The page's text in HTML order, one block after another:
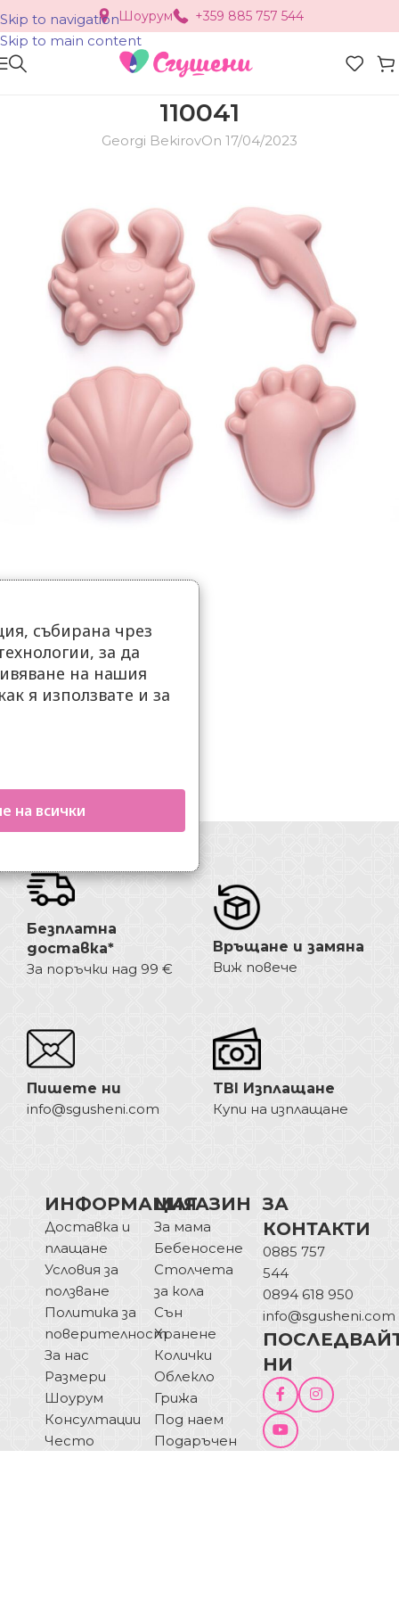
Skip to navigation
Skip to main content
Шоурум +359 885 757 544
110041
Georgi BekirovOn 17/04/2023
Безплатна
доставка*
За поръчки над 99 €
Връщане и замяна
Виж повече
Пишете ни
info@sgusheni.com
TBI Изплащане
Купи на изплащане
ИНФОРМАЦИЯ
Доставка и
плащане
Условия за
ползване
Политика за
поверителност
За нас
Размери
Шоурум
Консултации
Често
МАГАЗИН
За мама
Бебеносене
Столчета
за кола
Сън
Хранене
Колички
Облекло
Грижа
Под наем
Подаръчен
ЗА
КОНТАКТИ
0885 757
544
0894 618 950
info@sgusheni.com
НИ
събирана чрез
за да
на нашия
я използвате и за
на всички